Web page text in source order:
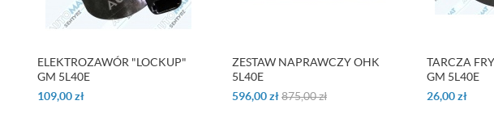
ELEKTROZAWÓR "LOCKUP"
GM 5L40E
109,00zł
ZESTAW NAPRAWCZY OHK
5L40E
596,00zł875,00zł
TARCZA
GM 5L40E
26,00zł